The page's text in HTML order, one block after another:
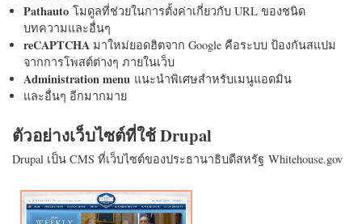
Pathauto โมดูลที่ช่วยในการตั้งค่าเกี่ยวกับ URL ของชนิด
บทความและอื่นๆ
reCAPTCHA มาใหม่ยอดฮิตจาก Google คือระบบ ป้องกันสแปม
จากการโพสต์ต่างๆ ภายในเว็บ
Administration menu แนะนำพิเศษสำหรับเมนูแอดมิน
และอื่นๆ อีกมากมาย
ตัวอย่างเว็บไซต์ที่ใช้ Drupal
Drupal เป็น CMS ที่เว็บไซต์ของประธานาธิบดีสหรัฐ Whitehouse.gov